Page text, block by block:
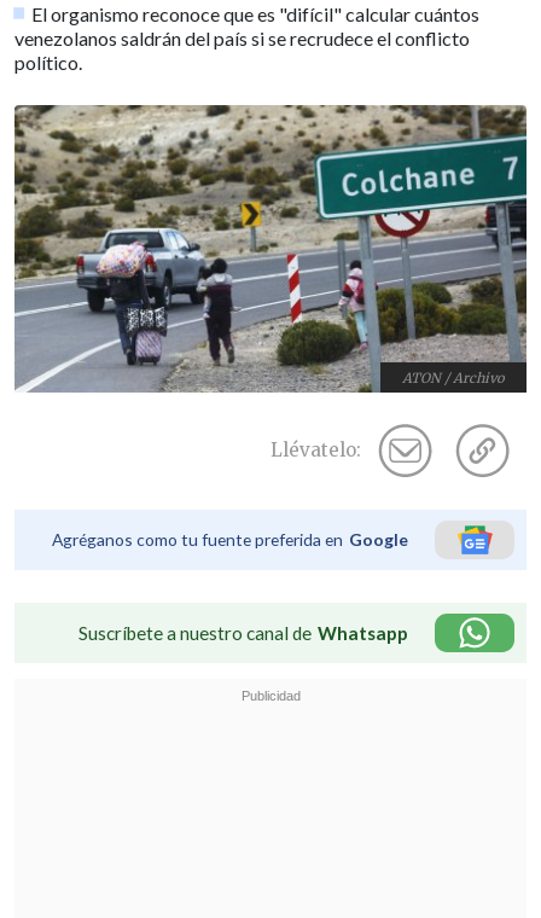
El organismo reconoce que es "difícil" calcular cuántos
venezolanos saldrán del país si se recrudece el conflicto
político.
ATON / Archivo
Llévatelo:
Agréganos como tu fuente preferida en Google
Suscríbete a nuestro canal de Whatsapp